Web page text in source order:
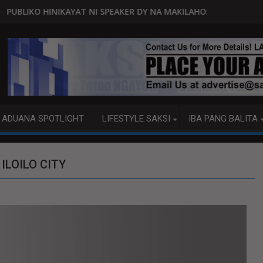
SPEAKER DY NA MAKILAHOK SA PAGBUO NG MGA BATAS
MALACAÑANG PINAAARAL
ADUANA SPOTLIGHT LIFESTYLE SAKSI IBA PANG BALITA
CITY